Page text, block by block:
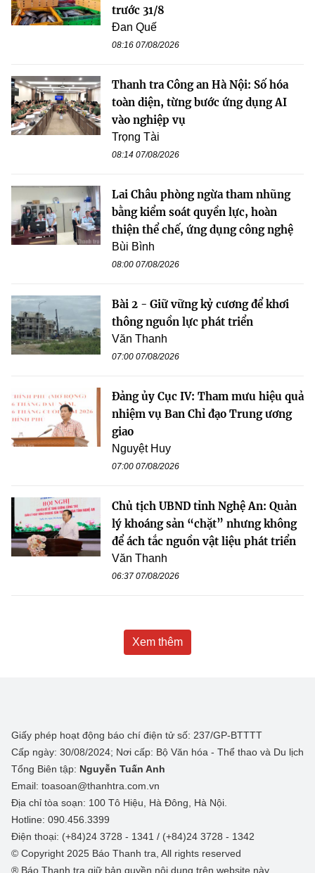
trước 31/8
Đan Quế
08:16 07/08/2026
Thanh tra Công an Hà Nội: Số hóa
toàn diện, từng bước ứng dụng AI
vào nghiệp vụ
Trọng Tài
08:14 07/08/2026
Lai Châu phòng ngừa tham nhũng
bằng kiểm soát quyền lực, hoàn
thiện thể chế, ứng dụng công nghệ
Bùi Bình
08:00 07/08/2026
Bài 2 - Giữ vững kỷ cương để khơi
thông nguồn lực phát triển
Văn Thanh
07:00 07/08/2026
Đảng ủy Cục IV: Tham mưu hiệu quả
nhiệm vụ Ban Chỉ đạo Trung ương
giao
Nguyệt Huy
07:00 07/08/2026
Chủ tịch UBND tỉnh Nghệ An: Quản
lý khoáng sản “chặt” nhưng không
để ách tắc nguồn vật liệu phát triển
Văn Thanh
06:37 07/08/2026
Xem thêm
Giấy phép hoạt động báo chí điện tử số: 237/GP-BTTTT
Cấp ngày: 30/08/2024; Nơi cấp: Bộ Văn hóa - Thể thao và Du lịch
Tổng Biên tập: Nguyễn Tuấn Anh
Email: toasoan@thanhtra.com.vn
Địa chỉ tòa soạn: 100 Tô Hiệu, Hà Đông, Hà Nội.
Hotline: 090.456.3399
Điện thoại: (+84)24 3728 - 1341 / (+84)24 3728 - 1342
© Copyright 2025 Báo Thanh tra, All rights reserved
® Báo Thanh tra giữ bản quyền nội dung trên website này